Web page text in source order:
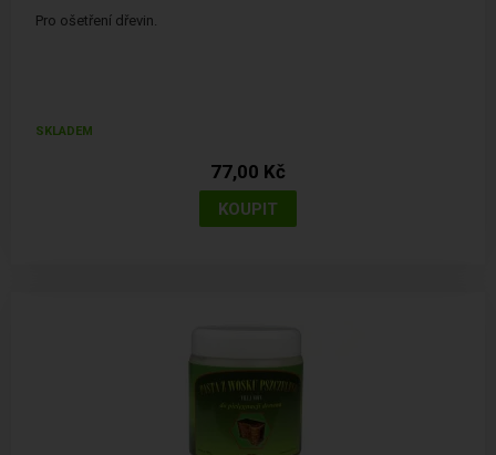
Pro ošetření dřevin.
SKLADEM
77,00 Kč